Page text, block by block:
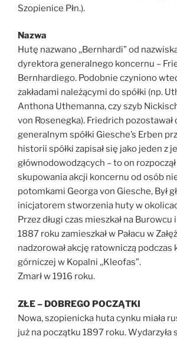
Szopienice Płn.).
Nazwa
Hutę nazwano ,,Bernhardi” od
dyrektora generalnego koncernu –
Bernhardiego. Podobnie czyniono
zakładami należącymi do spółki (np.
Anthona Uthemanna, czy szyb
von Rosenegka). Friedrich
generalnym spółki Giesche’s Erben
historii spółki zapisał się jako jeden z
głównodowodzących – to on
skupowania akcji koncernu od osób
potomkami Georga von Giesche, Był
inicjatorem stworzenia huty w
Przez długi czas mieszkał na Burowcu
1887 roku zamieszkał w Pałacu w
nadzorował akcję ratowniczą
górniczej w Kopalni ,,Kleofas”.
Zmarł w 1916 roku.
ZŁE – DOBREGO POCZĄTKI
Nowa, szopienicka huta cynku miała
już na początku 1897 roku. Wydarzyła